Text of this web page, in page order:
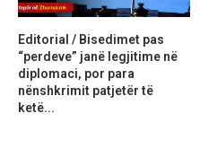
Editorial / Bisedimet pas
“perdeve” janë legjitime në
diplomaci, por para
nënshkrimit patjetër të
ketë...